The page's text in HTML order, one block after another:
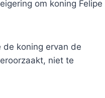
om koning Felipe
koning ervan de
niet te